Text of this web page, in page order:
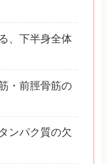
、下半身全体
・前脛骨筋の
ンパク質の欠